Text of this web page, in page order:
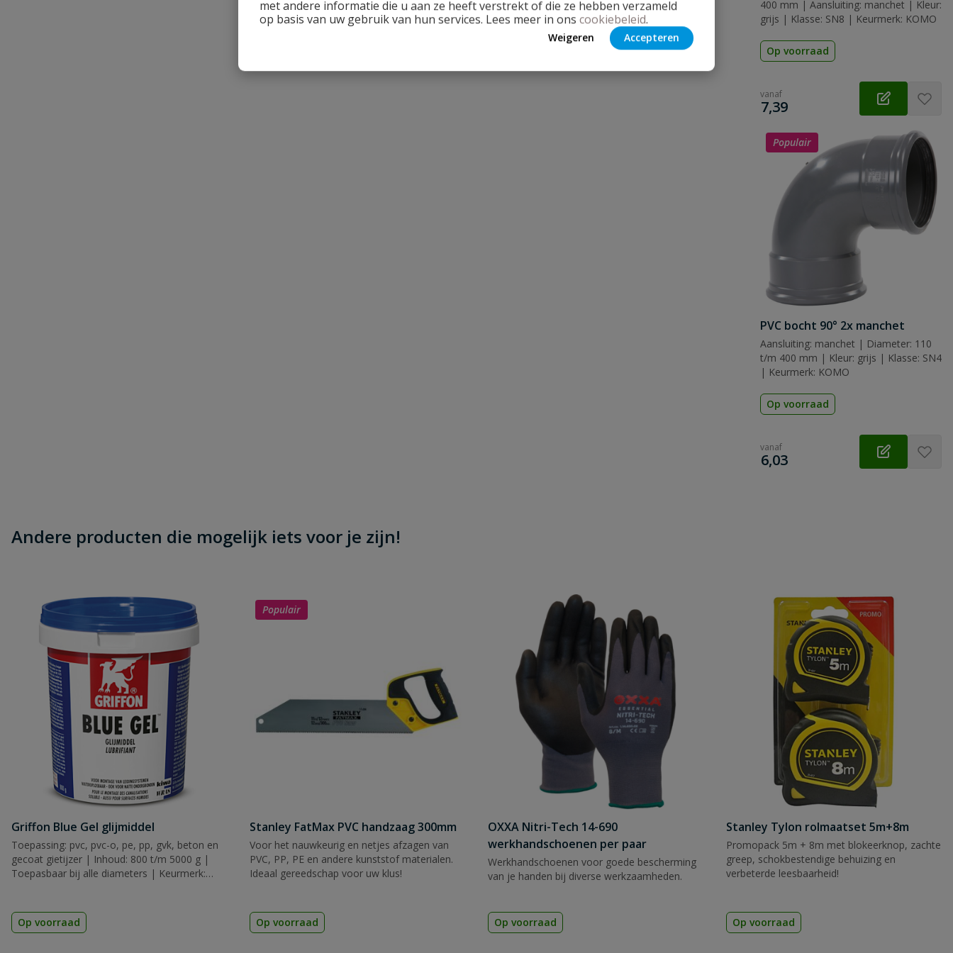
met andere informatie die u aan ze heeft verstrekt of die ze hebben verzameld
op basis van uw gebruik van hun services. Lees meer in ons cookiebeleid.
Weigeren Accepteren
400 mm | Aansluiting: manchet | Kleur:
grijs | Klasse: SN8 | Keurmerk: KOMO
Op voorraad
vanaf
€
7,39
Populair
PVC bocht 90° 2x manchet
Aansluiting: manchet | Diameter: 110
t/m 400 mm | Kleur: grijs | Klasse: SN4
| Keurmerk: KOMO
Op voorraad
vanaf
€
6,03
Andere producten die mogelijk iets voor je zijn!
Griffon Blue Gel glijmiddel
Toepassing: pvc, pvc-o, pe, pp, gvk, beton en
gecoat gietijzer | Inhoud: 800 t/m 5000 g |
Toepasbaar bij alle diameters | Keurmerk:
Op voorraad
Populair
Stanley FatMax PVC handzaag 300mm
Voor het nauwkeurig en netjes afzagen van
PVC, PP, PE en andere kunststof materialen.
Ideaal gereedschap voor uw klus!
Op voorraad
OXXA Nitri-Tech 14-690
werkhandschoenen per paar
Werkhandschoenen voor goede bescherming
van je handen bij diverse werkzaamheden.
Op voorraad
Stanley Tylon rolmaatset 5m+8m
Promopack 5m + 8m met blokeerknop, zachte
greep, schokbestendige behuizing en
verbeterde leesbaarheid!
Op voorraad